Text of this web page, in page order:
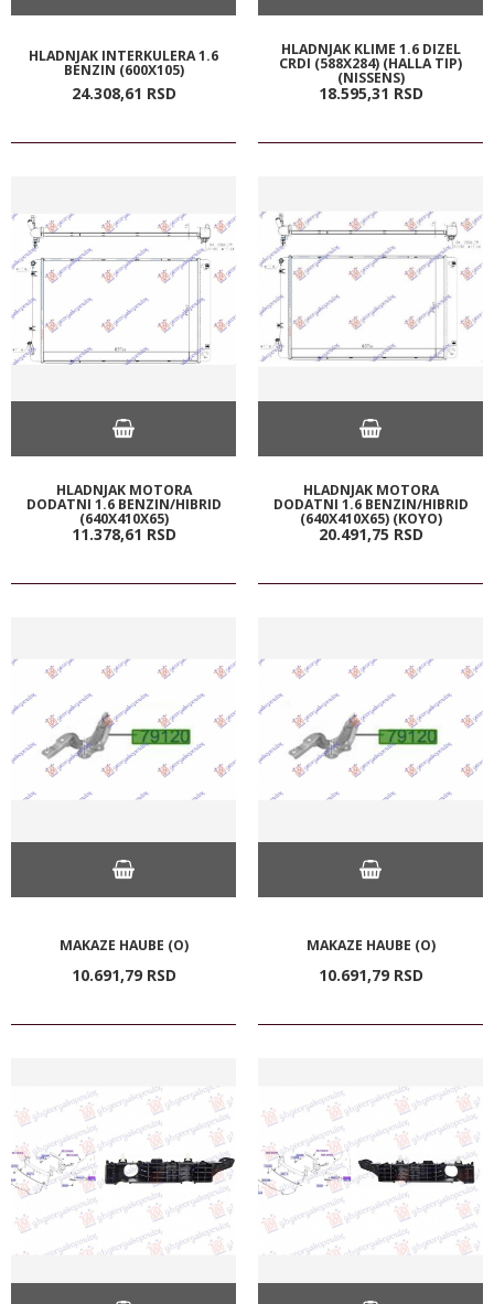
HLADNJAK INTERKULERA 1.6
BENZIN (600X105)
24.308,61 RSD
HLADNJAK KLIME 1.6 DIZEL
CRDI (588X284) (HALLA TIP)
(NISSENS)
18.595,31 RSD
HLADNJAK MOTORA
DODATNI 1.6 BENZIN/HIBRID
(640X410X65)
11.378,61 RSD
HLADNJAK MOTORA
DODATNI 1.6 BENZIN/HIBRID
(640X410X65) (KOYO)
20.491,75 RSD
MAKAZE HAUBE (O)
10.691,79 RSD
MAKAZE HAUBE (O)
10.691,79 RSD